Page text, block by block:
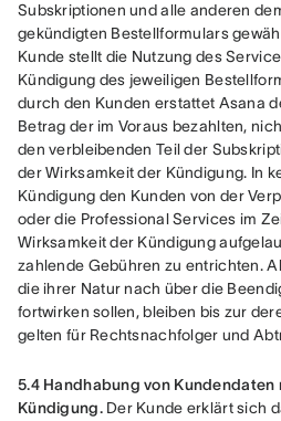
Subskriptionen und alle anderen
gekündigten Bestellformulars
Kunde stellt die Nutzung des
Kündigung des jeweiligen
durch den Kunden erstattet Asana
Betrag der im Voraus bezahlten,
den verbleibenden Teil der
der Wirksamkeit der Kündigung. In
Kündigung den Kunden von der
oder die Professional Services im
Wirksamkeit der Kündigung
zahlende Gebühren zu entrichten.
die ihrer Natur nach über die
fortwirken sollen, bleiben bis zur
gelten für Rechtsnachfolger und
5.4 Handhabung von Kundendaten
Kündigung. Der Kunde erklärt sich